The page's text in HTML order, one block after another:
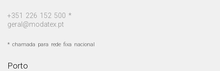
+351 226 152 500 *
geral@modatex.pt
* chamada para rede fixa nacional
Porto